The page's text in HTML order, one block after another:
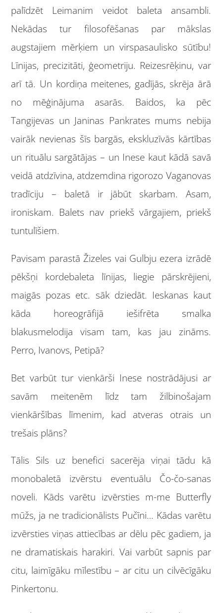
palīdzēt Leimanim veidot baleta ansambli.
Nekādas tur filosofēšanas par mākslas
augstajiem mērķiem un virspasaulisko sūtību!
Līnijas, precizitāti, ģeometriju. Reizesrēķinu, var
arī tā. Un kordiņa meitenes, gadījās, skrēja ārā
no mēģinājuma asarās. Baidos, ka pēc
Tangijevas un Janinas Pankrates mums nebija
vairāk nevienas šīs bargās, ekskluzīvās kārtības
un rituālu sargātājas – un Inese kaut kādā savā
veidā atdzīvina, atdzemdina rigorozo Vaganovas
tradīciju – baletā ir jābūt skarbam. Asam,
ironiskam. Balets nav priekš vārgajiem, priekš
tuntulīšiem.
Pavisam parastā Žizeles vai Gulbju ezera izrādē
pēkšņi kordebaleta līnijas, liegie pārskrējieni,
maigās pozas etc. sāk dziedāt. Ieskanas kaut
kāda horeogrāfijā iešifrēta smalka
blakusmelodija visam tam, kas jau zināms.
Perro, Ivanovs, Petipā?
Bet varbūt tur vienkārši Inese nostrādājusi ar
savām meitenēm līdz tam žilbinošajam
vienkāršības līmenim, kad atveras otrais un
trešais plāns?
Tālis Sils uz benefici sacerēja viņai tādu kā
monobaletā izvērstu eventuālu Čo-čo-sanas
noveli. Kāds varētu izvērsties m-me Butterfly
mūžs, ja ne tradicionālists Pučīni… Kādas varētu
izvērsties viņas attiecības ar dēlu pēc gadiem, ja
ne dramatiskais harakiri. Vai varbūt sapnis par
citu, laimīgāku mīlestību – ar citu un cilvēcīgāku
Pinkertonu.